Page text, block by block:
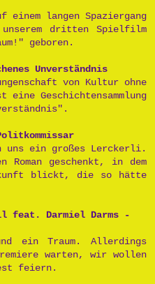
einem langen Spaziergang
dritten Spielfilm
geboren.
Unverständnis
von Kultur ohne
Geschichtensammlung
uns ein großes Lerckerli.
Roman geschenkt, in dem
blickt, die so hätte
feat. Darmiel Darms -
ein Traum. Allerdings
warten, wir wollen
feiern.